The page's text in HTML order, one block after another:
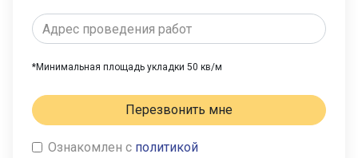
*Минимальная площадь укладки 50 кв/м
Перезвонить мне
Ознакомлен с политикой